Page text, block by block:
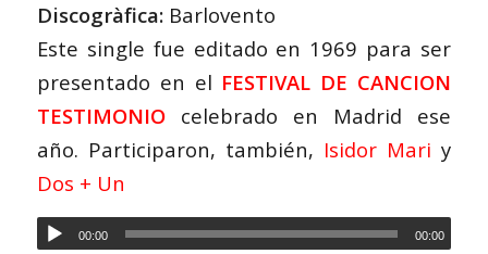
Discogràfica:Barlovento
Este single fue editado en 1969 para ser
presentado en el FESTIVAL DE CANCION
TESTIMONIO
celebrado en Madrid ese
año. Participaron, también, Isidor Mariy
Dos + Un
00:00 00:00